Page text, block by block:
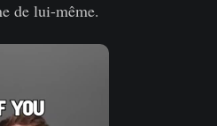
de lui-même.